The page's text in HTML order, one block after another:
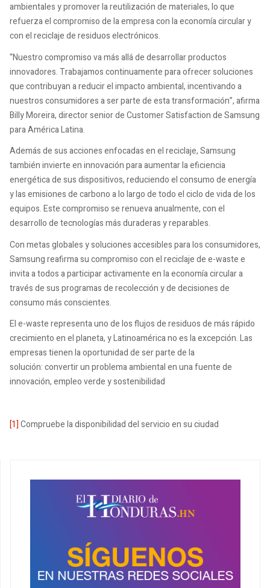
ambientales y promover la reutilización de materiales, lo que
refuerza el compromiso de la empresa con la economía circular y
con el reciclaje de residuos electrónicos.
“Nuestro compromiso va más allá de desarrollar productos
innovadores. Trabajamos continuamente para ofrecer soluciones
que contribuyan a reducir el impacto ambiental, incentivando a
nuestros consumidores a ser parte de esta transformación”, afirma
Billy Moreira, director senior de Customer Satisfaction de Samsung
para América Latina.
Además de sus acciones enfocadas en el reciclaje, Samsung
también invierte en innovación para aumentar la eficiencia
energética de sus dispositivos, reduciendo el consumo de energía
y las emisiones de carbono a lo largo de todo el ciclo de vida de los
equipos. Este compromiso se renueva anualmente, con el
desarrollo de tecnologías más duraderas y reparables.
Con metas globales y soluciones accesibles para los consumidores,
Samsung reafirma su compromiso con el reciclaje de e-waste e
invita a todos a participar activamente en la economía circular a
través de sus programas de recolección y de decisiones de
consumo más conscientes.
El e-waste representa uno de los flujos de residuos de más rápido
crecimiento en el planeta, y Latinoamérica no es la excepción. Las
empresas tienen la oportunidad de ser parte de la
solución: convertir un problema ambiental en una fuente de
innovación, empleo verde y sostenibilidad
[1] Compruebe la disponibilidad del servicio en su ciudad